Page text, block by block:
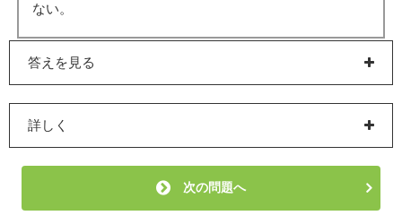
ない。
答えを見る
詳しく
次の問題へ